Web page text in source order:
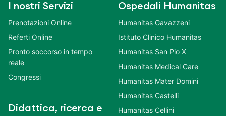
I nostri Servizi
Prenotazioni Online
Referti Online
Pronto soccorso in tempo
reale
Congressi
Didattica, ricerca e
Ospedali Humanitas
Humanitas Gavazzeni
Istituto Clinico Humanitas
Humanitas San Pio X
Humanitas Medical Care
Humanitas Mater Domini
Humanitas Castelli
Humanitas Cellini